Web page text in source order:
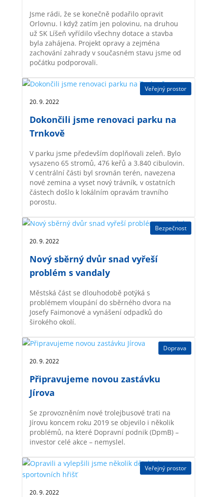
Jsme rádi, že se konečně podařilo opravit
Orlovnu. I když zatím jen polovinu, na druhou
už SK Líšeň vyřídilo všechny dotace a stavba
byla zahájena. Projekt opravy a zejména
zachování zahrady v současném stavu jsme od
počátku podporovali.
Dokončili jsme renovaci parku na
Trnkově
20. 9. 2022 |
Veřejný prostor
V parku jsme především doplňovali zeleň. Bylo
vysazeno 65 stromů, 476 keřů a 3.840 cibulovin.
V centrální části byl srovnán terén, navezena
nové zemina a vyset nový trávník, v ostatních
částech došlo k lokálním opravám travního
porostu.
Nový sběrný dvůr snad vyřeší
problém s vandaly
20. 9. 2022 |
Bezpečnost
Městská část se dlouhodobě potýká s
problémem vloupání do sběrného dvora na
Josefy Faimonové a vynášení odpadků do
širokého okolí.
Připravujeme novou zastávku
Jírova
20. 9. 2022 |
Doprava
Se zprovozněním nové trolejbusové trati na
Jírovu koncem roku 2019 se objevilo i několik
problémů, na které Dopravní podnik (DpmB) –
investor celé akce – nemyslel.
20. 9. 2022 |
Veřejný prostor